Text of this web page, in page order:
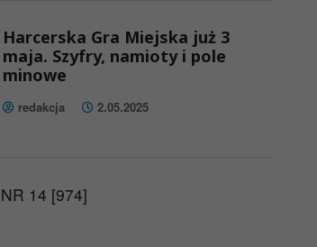
Harcerska Gra Miejska już 3
maja. Szyfry, namioty i pole
minowe
redakcja 2.05.2025
14 [974]